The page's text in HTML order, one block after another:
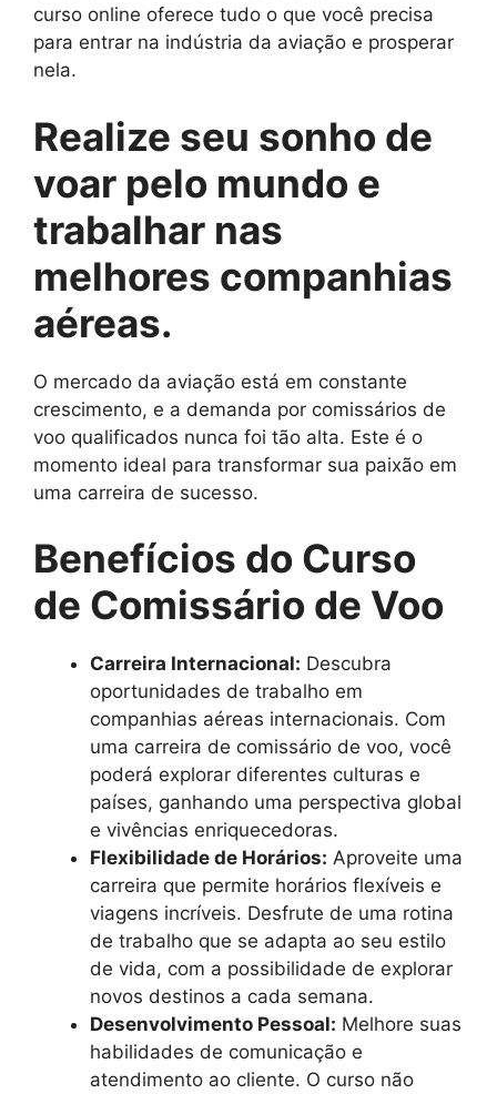
curso online oferece tudo o que você precisa
para entrar na indústria da aviação e prosperar
nela.
Realize seu sonho de
voar pelo mundo e
trabalhar nas
melhores companhias
aéreas.
O mercado da aviação está em constante
crescimento, e a demanda por comissários de
voo qualificados nunca foi tão alta. Este é o
momento ideal para transformar sua paixão em
uma carreira de sucesso.
Benefícios do Curso
de Comissário de Voo
Carreira Internacional: Descubra
oportunidades de trabalho em
companhias aéreas internacionais. Com
uma carreira de comissário de voo, você
poderá explorar diferentes culturas e
países, ganhando uma perspectiva global
e vivências enriquecedoras.
Flexibilidade de Horários: Aproveite uma
carreira que permite horários flexíveis e
viagens incríveis. Desfrute de uma rotina
de trabalho que se adapta ao seu estilo
de vida, com a possibilidade de explorar
novos destinos a cada semana.
Desenvolvimento Pessoal: Melhore suas
habilidades de comunicação e
atendimento ao cliente. O curso não